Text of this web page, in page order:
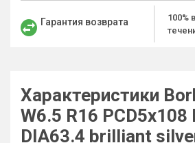
Гарантия возврата
100%
Характеристики
W6.5 R16 PCD5x108
DIA63.4 brilliant